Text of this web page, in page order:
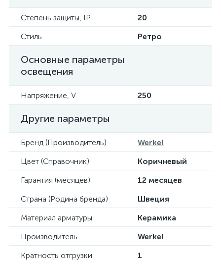
Степень защиты, IP
20
Стиль
Ретро
Основные параметры
освещения
Напряжение, V 250
Другие параметры
Бренд (Производитель)
Werkel
Цвет (Справочник)
Коричневый
Гарантия (месяцев)
12 месяцев
Страна (Родина бренда)
Швеция
Материал арматуры
Керамика
Производитель
Werkel
Кратность отгрузки
1